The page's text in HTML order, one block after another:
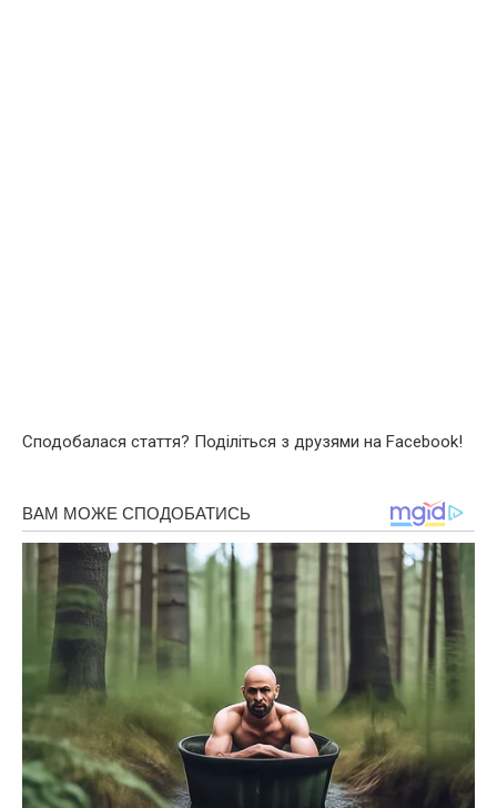
Сподобалася стаття? Поділіться з друзями на Facebook!